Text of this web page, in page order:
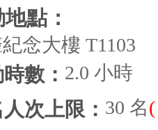
點：
念大樓 T1103
數： 2.0 小時
次上限： 30 名